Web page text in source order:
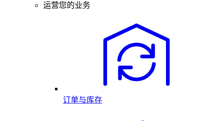
运营您的业务
订单与库存